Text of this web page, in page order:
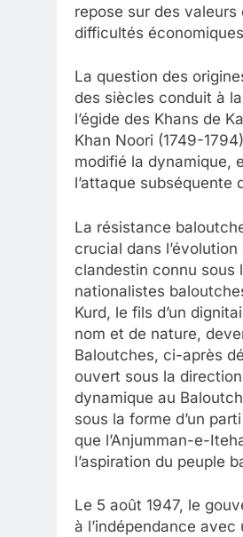
repose sur des
difficultés
La question des
des siècles conduit à
l’égide des Khans de
Khan Noori (1749-
modifié la dynamique,
l’attaque subséquente
La résistance
crucial dans
clandestin connu sous
nationalistes
Kurd, le fils d’un
nom et de nature,
Baloutches, ci-après
ouvert sous la
dynamique au
sous la forme d’un
que l’Anjumman-e-
l’aspiration du peuple
Le 5 août 1947, le
à l’indépendance